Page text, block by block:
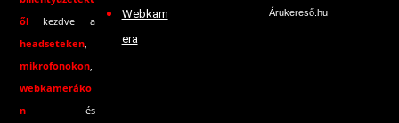
ől kezdve a
headseteken,
mikrofonokon,
webkameráko
n és
Webkam
era
Árukereső.hu